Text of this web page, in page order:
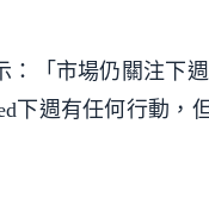
：「市場仍關注下
下週有任何行動，